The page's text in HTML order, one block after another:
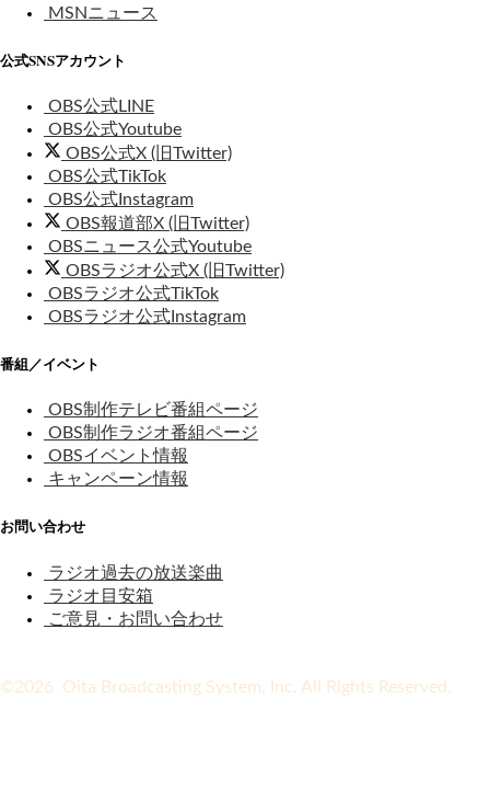
MSNニュース
公式SNSアカウント
OBS公式LINE
OBS公式Youtube
OBS公式X (旧Twitter)
OBS公式TikTok
OBS公式Instagram
OBS報道部X (旧Twitter)
OBSニュース公式Youtube
OBSラジオ公式X (旧Twitter)
OBSラジオ公式TikTok
OBSラジオ公式Instagram
番組／イベント
OBS制作テレビ番組ページ
OBS制作ラジオ番組ページ
OBSイベント情報
キャンペーン情報
お問い合わせ
ラジオ過去の放送楽曲
ラジオ目安箱
ご意見・お問い合わせ
©2026 Oita Broadcasting System, Inc. All Rights Reserved.